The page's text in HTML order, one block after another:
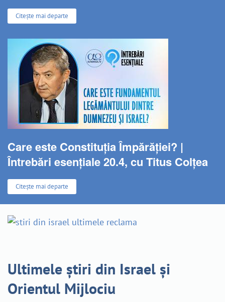
Citește mai departe
Care este Constituția Împărăției? |
Întrebări esențiale 20.4, cu Titus Colțea
Citește mai departe
Ultimele știri din Israel și
Orientul Mijlociu